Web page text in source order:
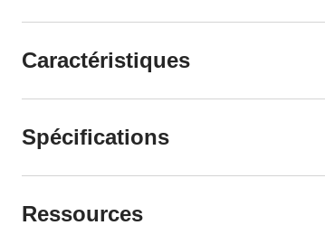
Caractéristiques
Spécifications
Ressources